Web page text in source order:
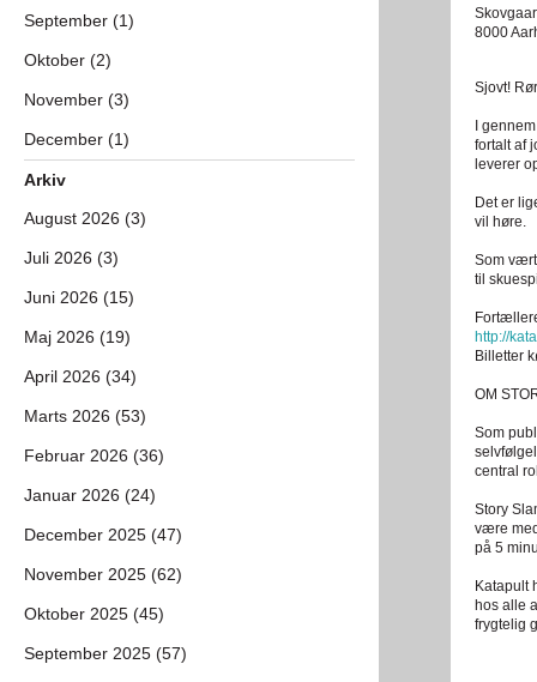
8000
Sjovt!
I
fortalt af
leverer
Det er
vil høre.
Som vært
til
http://
Billetter
OM
Som
central
Story
være
på 5
Katapult
hos alle
frygtelig
September (1)
Oktober (2)
November (3)
December (1)
Arkiv
August 2026 (3)
Juli 2026 (3)
Juni 2026 (15)
Maj 2026 (19)
April 2026 (34)
Marts 2026 (53)
Februar 2026 (36)
Januar 2026 (24)
December 2025 (47)
November 2025 (62)
Oktober 2025 (45)
September 2025 (57)